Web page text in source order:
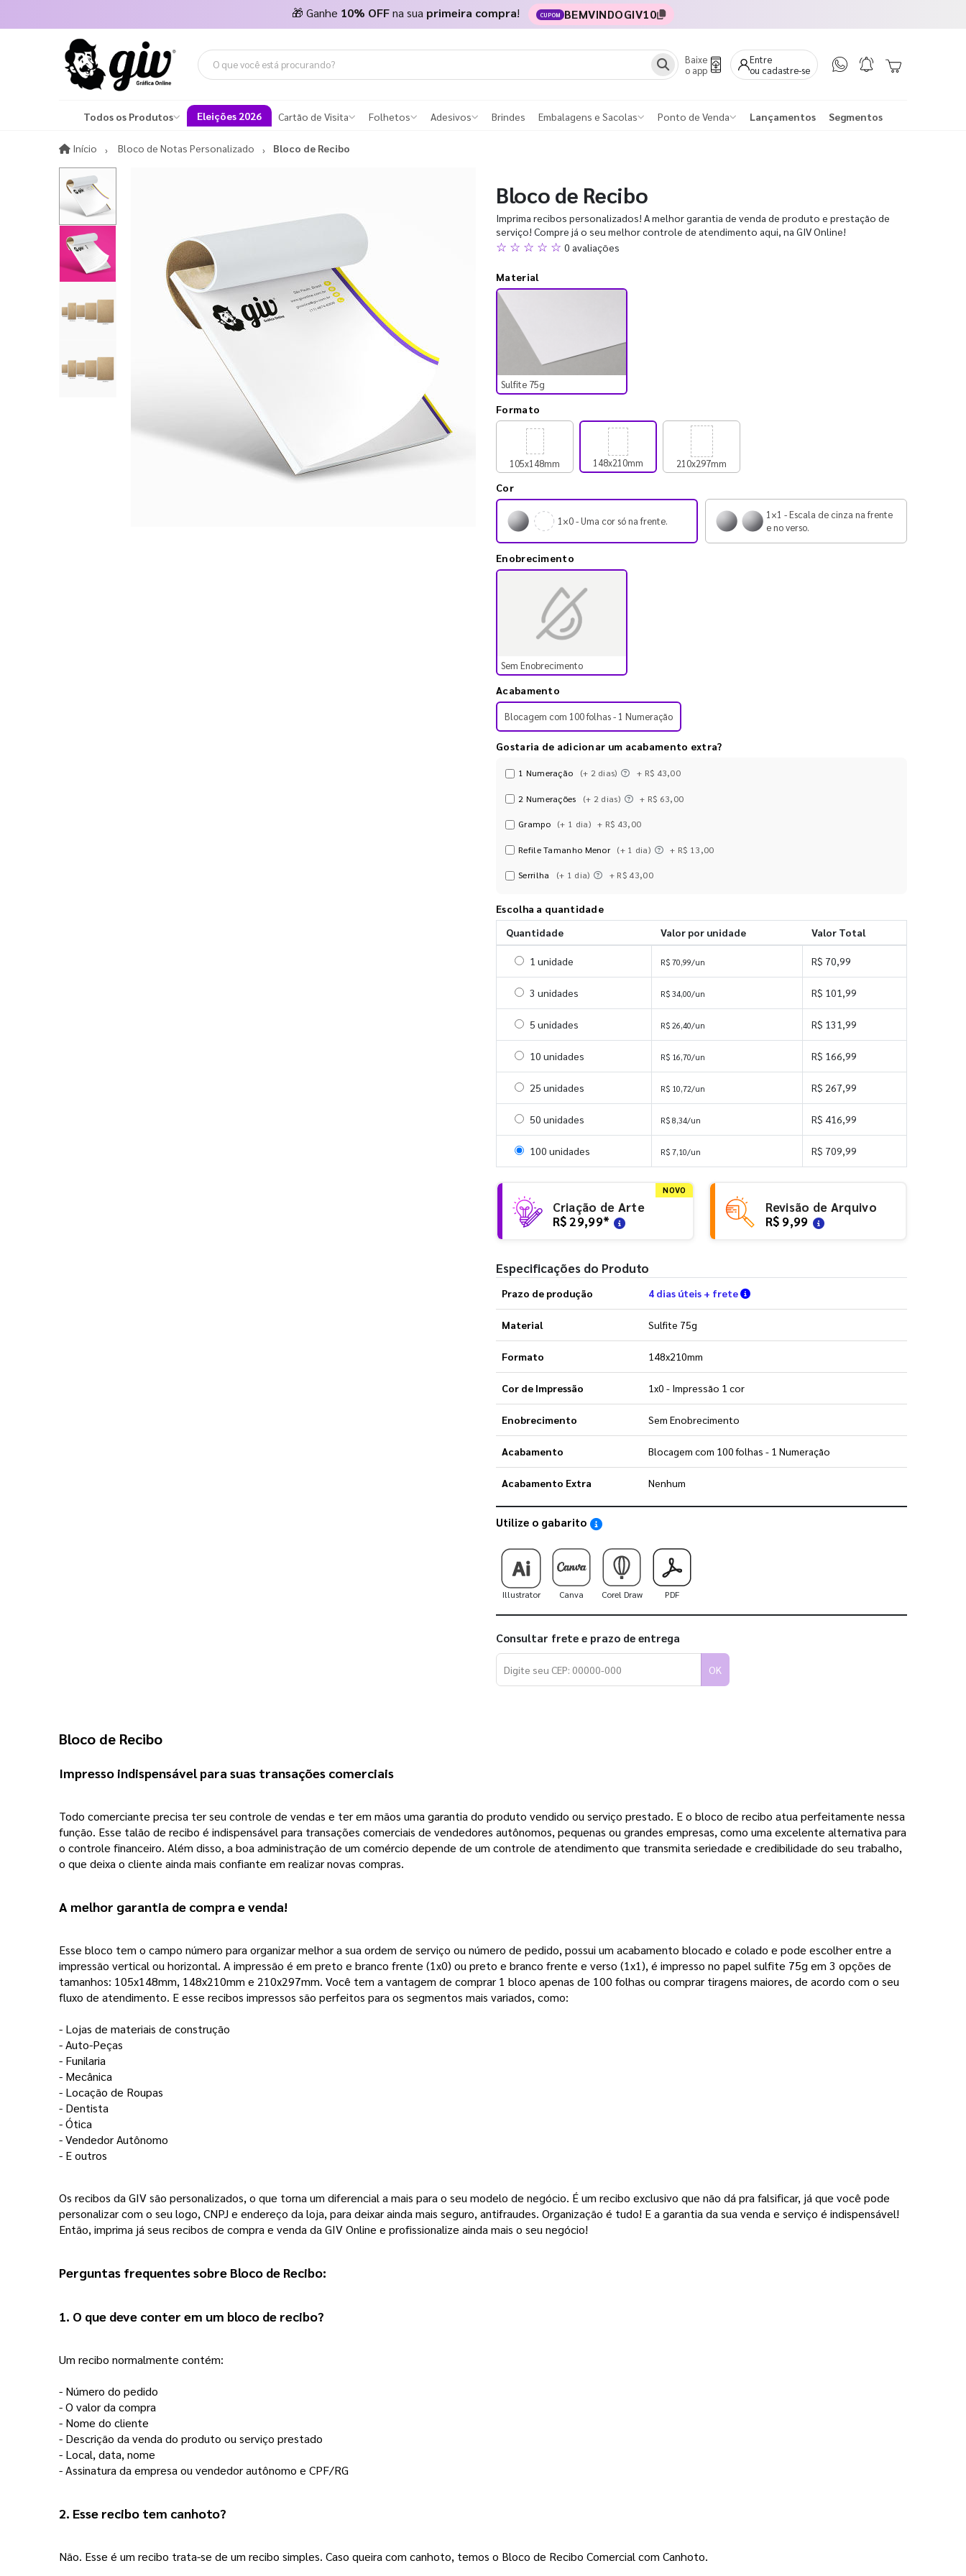
🎁 Ganhe 10% OFFna sua primeira compra! CUPOM BEMVINDOGIV10
Baixe
o app
Entre
ou cadastre-se
Todos os Produtos Eleições 2026 Cartão de Visita Folhetos Adesivos Brindes Embalagens e Sacolas Ponto de Venda Lançamentos Segmentos
Início InícioBloco de Notas Personalizado Bloco de Recibo
Bloco de Recibo
Imprima recibos personalizados! A melhor garantia de venda de produto e prestação de
serviço! Compre já o seu melhor controle de atendimento aqui, na GIV Online!
☆ ☆ ☆ ☆ ☆ 0 avaliações
Material
Sulfite 75g
Formato
105x148mm 148x210mm 210x297mm
Cor
1×0 - Uma cor só na frente.
1×1 - Escala de cinza na frente
e no verso.
Enobrecimento
Sem Enobrecimento
Acabamento
Blocagem com 100 folhas - 1 Numeração
Gostaria de adicionar um acabamento extra?
1 Numeração (+ 2 dias) + R$ 43,00
2 Numerações (+ 2 dias) + R$ 63,00
Grampo (+ 1 dia) + R$ 43,00
Refile Tamanho Menor (+ 1 dia) + R$ 13,00
Serrilha (+ 1 dia) + R$ 43,00
Escolha a quantidade
Quantidade
Valor por unidade Valor Total
Selecionar 1 unidade
1 unidade R$ 70,99/un R$ 70,99
Selecionar 3 unidades
3 unidades R$ 34,00/un R$ 101,99
Selecionar 5 unidades
5 unidades R$ 26,40/un R$ 131,99
Selecionar 10 unidades
10 unidades R$ 16,70/un R$ 166,99
Selecionar 25 unidades
25 unidades R$ 10,72/un R$ 267,99
Selecionar 50 unidades
50 unidades R$ 8,34/un R$ 416,99
Selecionar 100 unidades
100 unidades R$ 7,10/un R$ 709,99
NOVO
Criação de Arte
R$ 29,99*
Revisão de Arquivo
R$ 9,99
Especificações do Produto
Prazo de produção 4 dias úteis + frete Verifique as condições de entrega
Material Sulfite 75g
Formato 148x210mm
Cor de Impressão 1x0 - Impressão 1 cor
Enobrecimento Sem Enobrecimento
Acabamento Blocagem com 100 folhas - 1 Numeração
Acabamento Extra Nenhum
Utilize o gabarito Saiba como utilizar os nossos gabaritos
Illustrator Canva Corel Draw PDF
Consultar frete e prazo de entrega
OK
Bloco de Recibo
Impresso indispensável para suas transações comerciais
Todo comerciante precisa ter seu controle de vendas e ter em mãos uma garantia do produto vendido ou serviço prestado. E o bloco de recibo atua perfeitamente nessa
função. Esse talão de recibo é indispensável para transações comerciais de vendedores autônomos, pequenas ou grandes empresas, como uma excelente alternativa para
o controle financeiro. Além disso, a boa administração de um comércio depende de um controle de atendimento que transmita seriedade e credibilidade do seu trabalho,
o que deixa o cliente ainda mais confiante em realizar novas compras.
A melhor garantia de compra e venda!
Esse bloco tem o campo número para organizar melhor a sua ordem de serviço ou número de pedido, possui um acabamento blocado e colado e pode escolher entre a
impressão vertical ou horizontal. A impressão é em preto e branco frente (1x0) ou preto e branco frente e verso (1x1), é impresso no papel sulfite 75g em 3 opções de
tamanhos: 105x148mm, 148x210mm e 210x297mm. Você tem a vantagem de comprar 1 bloco apenas de 100 folhas ou comprar tiragens maiores, de acordo com o seu
fluxo de atendimento. E esse recibos impressos são perfeitos para os segmentos mais variados, como:
- Lojas de materiais de construção
- Auto-Peças
- Funilaria
- Mecânica
- Locação de Roupas
- Dentista
- Ótica
- Vendedor Autônomo
- E outros
Os recibos da GIV são personalizados, o que torna um diferencial a mais para o seu modelo de negócio. É um recibo exclusivo que não dá pra falsificar, já que você pode
personalizar com o seu logo, CNPJ e endereço da loja, para deixar ainda mais seguro, antifraudes. Organização é tudo! E a garantia da sua venda e serviço é indispensável!
Então, imprima já seus recibos de compra e venda da GIV Online e profissionalize ainda mais o seu negócio!
Perguntas frequentes sobre Bloco de Recibo:
1. O que deve conter em um bloco de recibo?
Um recibo normalmente contém:
- Número do pedido
- O valor da compra
- Nome do cliente
- Descrição da venda do produto ou serviço prestado
- Local, data, nome
- Assinatura da empresa ou vendedor autônomo e CPF/RG
2. Esse recibo tem canhoto?
Não. Esse é um recibo trata-se de um recibo simples. Caso queira com canhoto, temos o Bloco de Recibo Comercial com Canhoto.